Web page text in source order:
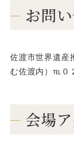
お問
佐渡市世界遺産
む佐渡内）℡０
会場